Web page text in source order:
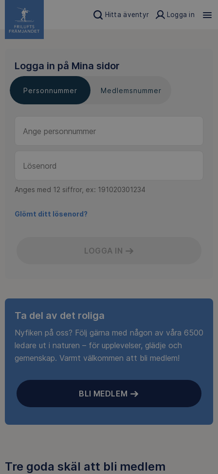
Hitta äventyr Logga in
Logga in på Mina sidor
Personnummer Medlemsnummer
Anges med 12 siffror, ex: 191020301234
Glömt ditt lösenord?
LOGGA IN
Ta del av det roliga
Nyfiken på oss? Följ gärna med någon av våra 6500
ledare ut i naturen – för upplevelser, glädje och
gemenskap. Varmt välkommen att bli medlem!
BLI MEDLEM
Tre goda skäl att bli medlem